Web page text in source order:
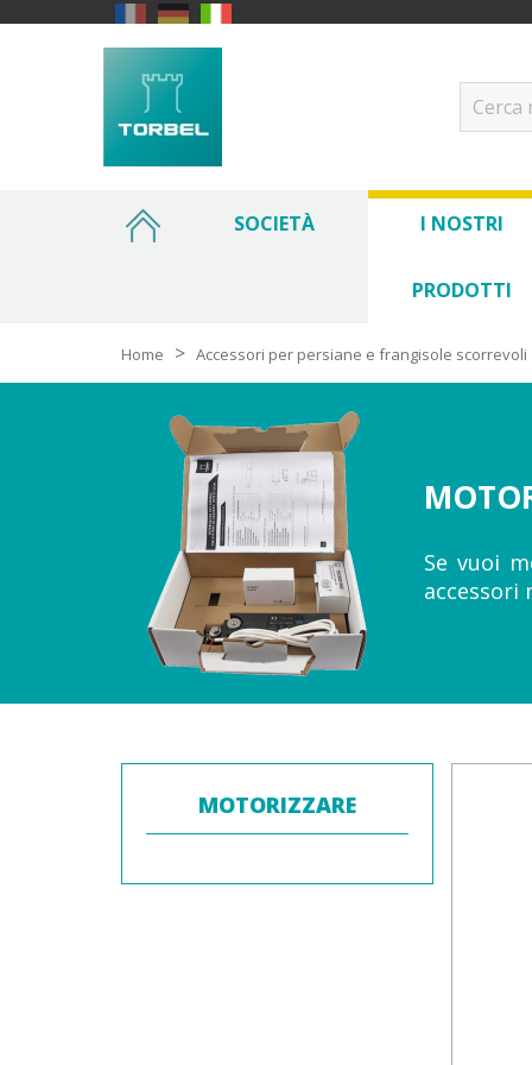
SOCIETÀ I NOSTRI
PRODOTTI
Home Accessori per persiane e frangisole scorrevoli
Se vuoi
accessori
MOTORIZZARE